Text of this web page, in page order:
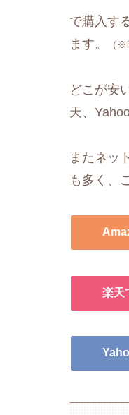
で購入す
ます。
（
どこが安
天、
またネッ
も多く、
楽天